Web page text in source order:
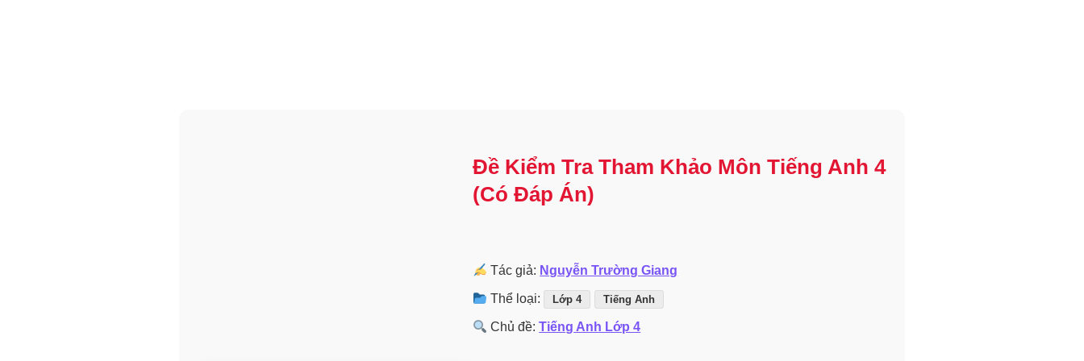
Đề Kiểm Tra Tham Khảo Môn Tiếng Anh 4
(Có Đáp Án)
Tác giả: Nguyễn Trường Giang
Thể loại: Lớp 4 Tiếng Anh
Chủ đề:Tiếng Anh Lớp 4